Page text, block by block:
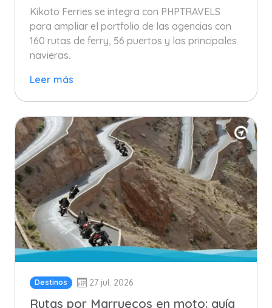
Kikoto Ferries se integra con PHPTRAVELS
para ampliar el portfolio de las agencias con
160 rutas de ferry, 56 puertos y las principales
navieras.
Leer más
Destinos 27 jul. 2026
Rutas por Marruecos en moto: guía